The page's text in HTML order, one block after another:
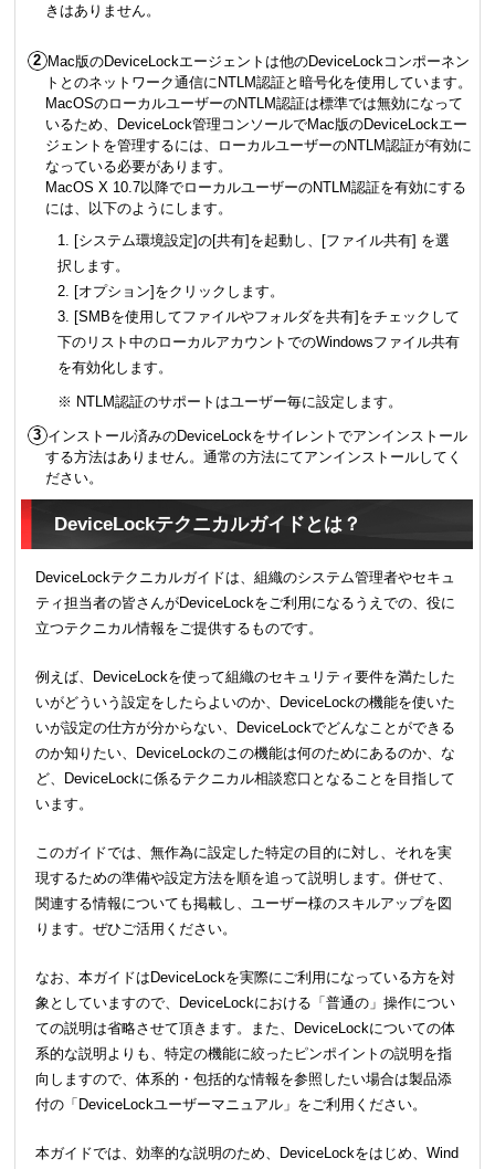
きはありません。
Mac版のDeviceLockエージェントは他のDeviceLockコンポーネン
トとのネットワーク通信にNTLM認証と暗号化を使用しています。
MacOSのローカルユーザーのNTLM認証は標準では無効になって
いるため、DeviceLock管理コンソールでMac版のDeviceLockエー
ジェントを管理するには、ローカルユーザーのNTLM認証が有効に
なっている必要があります。
MacOS X 10.7以降でローカルユーザーのNTLM認証を有効にする
には、以下のようにします。
1. [システム環境設定]の[共有]を起動し、[ファイル共有] を選
択します。
2. [オプション]をクリックします。
3. [SMBを使用してファイルやフォルダを共有]をチェックして
下のリスト中のローカルアカウントでのWindowsファイル共有
を有効化します。
※ NTLM認証のサポートはユーザー毎に設定します。
インストール済みのDeviceLockをサイレントでアンインストール
する方法はありません。通常の方法にてアンインストールしてく
ださい。
DeviceLockテクニカルガイドとは？
DeviceLockテクニカルガイドは、組織のシステム管理者やセキュ
ティ担当者の皆さんがDeviceLockをご利用になるうえでの、役に
立つテクニカル情報をご提供するものです。
例えば、DeviceLockを使って組織のセキュリティ要件を満たした
いがどういう設定をしたらよいのか、DeviceLockの機能を使いた
いが設定の仕方が分からない、DeviceLockでどんなことができる
のか知りたい、DeviceLockのこの機能は何のためにあるのか、な
ど、DeviceLockに係るテクニカル相談窓口となることを目指して
います。
このガイドでは、無作為に設定した特定の目的に対し、それを実
現するための準備や設定方法を順を追って説明します。併せて、
関連する情報についても掲載し、ユーザー様のスキルアップを図
ります。ぜひご活用ください。
なお、本ガイドはDeviceLockを実際にご利用になっている方を対
象としていますので、DeviceLockにおける「普通の」操作につい
ての説明は省略させて頂きます。また、DeviceLockについての体
系的な説明よりも、特定の機能に絞ったピンポイントの説明を指
向しますので、体系的・包括的な情報を参照したい場合は製品添
付の「DeviceLockユーザーマニュアル」をご利用ください。
本ガイドでは、効率的な説明のため、DeviceLockをはじめ、Wind